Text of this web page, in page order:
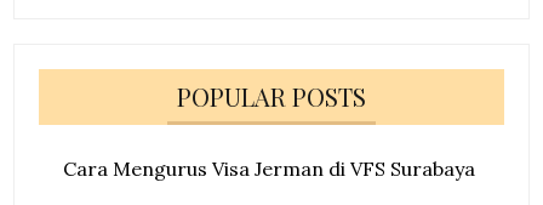
POPULAR POSTS
Cara Mengurus Visa Jerman di VFS Surabaya